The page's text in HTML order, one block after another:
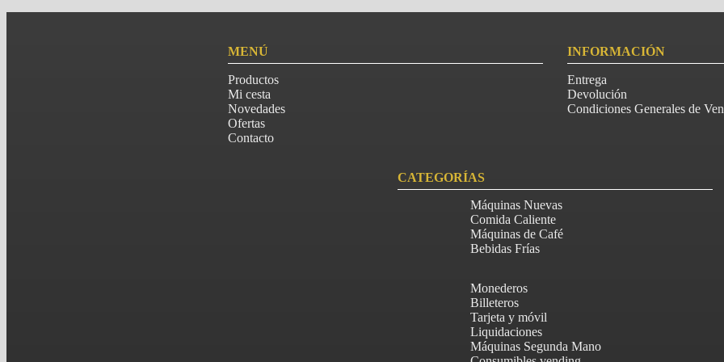
MENÚ
Productos
Mi cesta
Novedades
Ofertas
Contacto
INFORMACIÓN
Entrega
Devolución
Condiciones Generales de
CATEGORÍAS
Máquinas Nuevas
Comida Caliente
Máquinas de Café
Bebidas Frías
Monederos
Billeteros
Tarjeta y móvil
Liquidaciones
Máquinas Segunda Mano